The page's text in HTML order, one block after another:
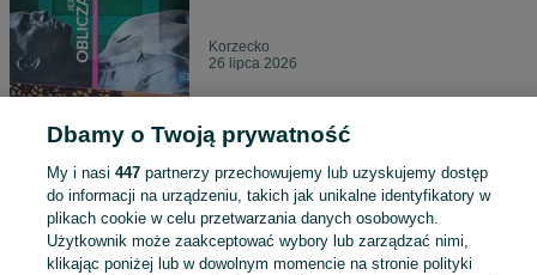
Korzecko
26 lipca 2026
Oblicza epok 2.1
29,38 zł z Pakietem Ochronnym
Korzecko
26 lipca 2026
Dbamy o Twoją prywatność
My i nasi 447partnerzy przechowujemy lub uzyskujemy dostęp
do informacji na urządzeniu, takich jak unikalne identyfikatory w
plikach cookie w celu przetwarzania danych osobowych.
Użytkownik może zaakceptować wybory lub zarządzać nimi,
klikając poniżej lub w dowolnym momencie na stronie polityki